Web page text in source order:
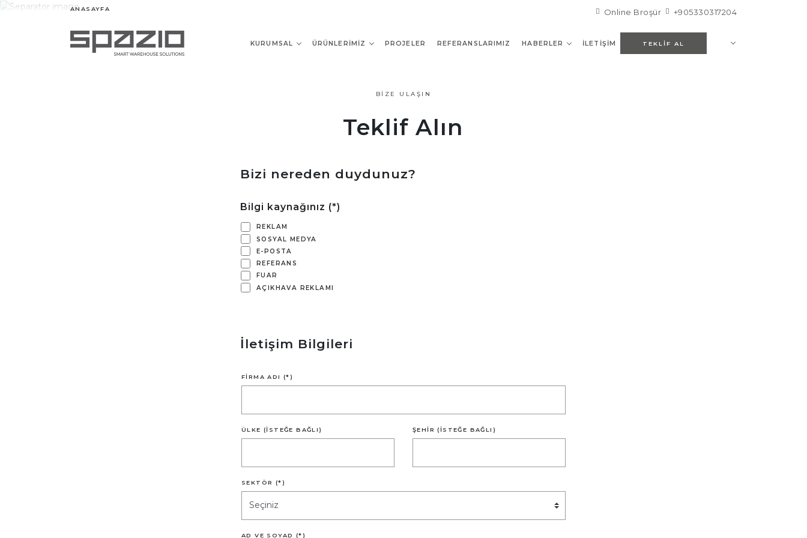
Online Broşür +905330317204
KURUMSAL ÜRÜNLERIMIZ PROJELER REFERANSLARIMIZ HABERLER İLETIŞIM TEKLIF AL
ANASAYFA
BIZE ULAŞIN
Teklif Alın
Bizi nereden duydunuz?
Bilgi kaynağınız (*)
REKLAM
SOSYAL MEDYA
E-POSTA
REFERANS
FUAR
AÇIKHAVA REKLAMI
İletişim Bilgileri
FIRMA ADI (*)
ÜLKE (İSTEĞE BAĞLI) ŞEHIR (İSTEĞE BAĞLI)
SEKTÖR (*)
AD VE SOYAD (*)